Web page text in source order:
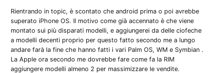
Rientrando in topic, è scontato che android prima o poi avrebbe
superato iPhone OS. Il motivo come già accennato è che viene
montato sui più disparati modelli, e aggiungerei da delle ciofeche
a modelli decenti proprio per questo fatto secondo me a lungo
andare farà la fine che hanno fatti i vari Palm OS, WM e Symbian .
La Apple ora secondo me dovrebbe fare come fa la RIM
aggiungere modelli almeno 2 per massimizzare le vendite.